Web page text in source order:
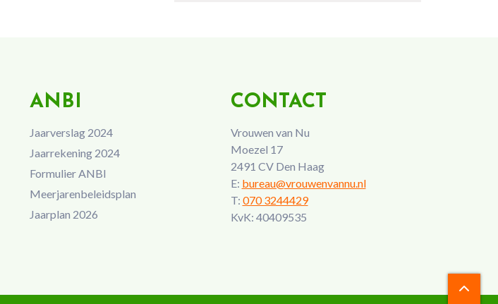
ANBI
Jaarverslag 2024
Jaarrekening 2024
Formulier ANBI
Meerjarenbeleidsplan
Jaarplan 2026
CONTACT
Vrouwen van Nu
Moezel 17
2491 CV Den Haag
E: bureau@vrouwenvannu.nl
T: 070 3244429
KvK: 40409535